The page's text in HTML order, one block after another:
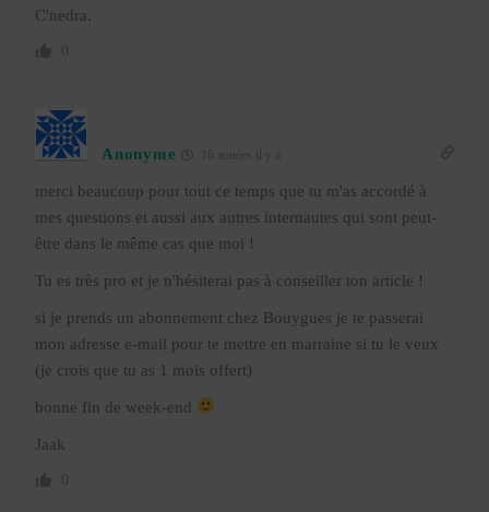
C'nedra.
Anonyme 16 années il y a
merci beaucoup pour tout ce temps que tu m'as accordé à
mes questions et aussi aux autres internautes qui sont peut-
être dans le même cas que moi !
Tu es très pro et je n'hésiterai pas à conseiller ton article !
si je prends un abonnement chez Bouygues je te passerai
mon adresse e-mail pour te mettre en marraine si tu le veux
(je crois que tu as 1 mois offert)
bonne fin de week-end
Jaak